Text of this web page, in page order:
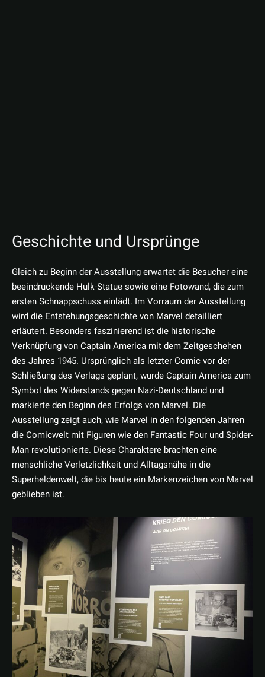
Geschichte und Ursprünge
Gleich zu Beginn der Ausstellung erwartet die Besucher eine
beeindruckende Hulk-Statue sowie eine Fotowand, die zum
ersten Schnappschuss einlädt. Im Vorraum der Ausstellung
wird die Entstehungsgeschichte von Marvel detailliert
erläutert. Besonders faszinierend ist die historische
Verknüpfung von Captain America mit dem Zeitgeschehen
des Jahres 1945. Ursprünglich als letzter Comic vor der
Schließung des Verlags geplant, wurde Captain America zum
Symbol des Widerstands gegen Nazi-Deutschland und
markierte den Beginn des Erfolgs von Marvel. Die
Ausstellung zeigt auch, wie Marvel in den folgenden Jahren
die Comicwelt mit Figuren wie den Fantastic Four und Spider-
Man revolutionierte. Diese Charaktere brachten eine
menschliche Verletzlichkeit und Alltagsnähe in die
Superheldenwelt, die bis heute ein Markenzeichen von Marvel
geblieben ist.